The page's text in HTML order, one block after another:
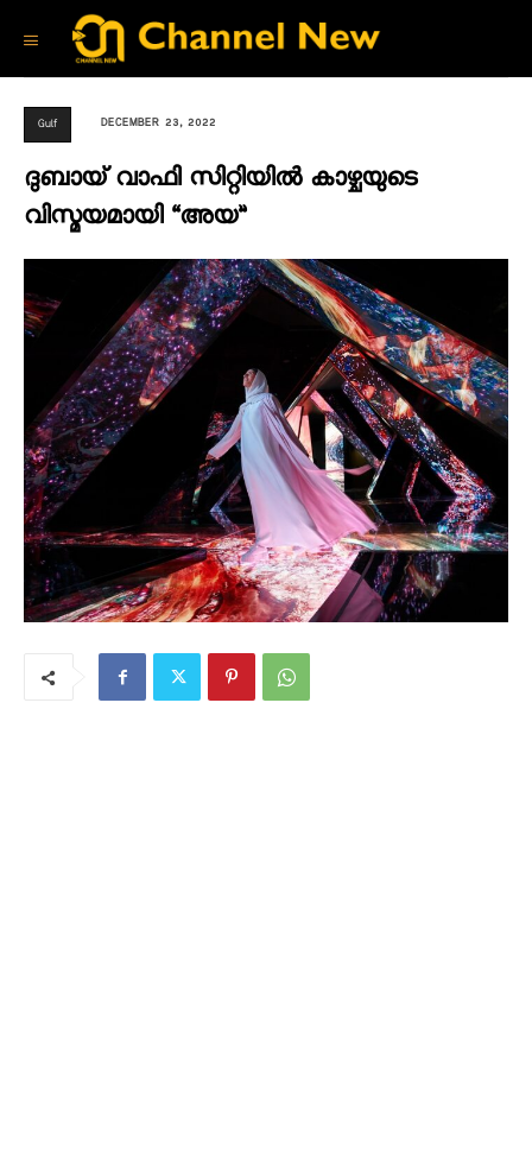
Gulf DECEMBER 23, 2022
ദുബായ് വാഫി സിറ്റിയില്‍ കാഴ്ചയുടെ
വിസ്മയമായി “അയ”